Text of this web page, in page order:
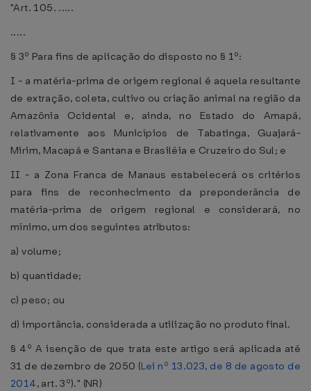
"Art. 105. .....
.....
§ 3º Para fins de aplicação do disposto no § 1º:
I - a matéria-prima de origem regional é aquela resultante
de extração, coleta, cultivo ou criação animal na região da
Amazônia Ocidental e, ainda, no Estado do Amapá,
relativamente aos Municípios de Tabatinga, Guajará-
Mirim, Macapá e Santana e Brasiléia e Cruzeiro do Sul; e
II - a Zona Franca de Manaus estabelecerá os critérios
para fins de reconhecimento da preponderância de
matéria-prima de origem regional e considerará, no
mínimo, um dos seguintes atributos:
a) volume;
b) quantidade;
c) peso; ou
d) importância, considerada a utilização no produto final.
§ 4º A isenção de que trata este artigo será aplicada até
31 de dezembro de 2050 (Lei nº 13.023, de 8 de agosto de
2014, art. 3º)." (NR)